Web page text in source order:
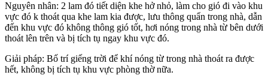
Nguyên nhân: 2 lam đó tiết diện khe hở nhỏ, làm cho gió đi vào khu
vực đó k thoát qua khe lam kia được, lưu thông quẩn trong nhà, dẫn
đến khu vực đó không thông gió tốt, hơi nóng trong nhà từ bên dưới
thoát lên trên và bị tích tụ ngay khu vực đó.
Giải pháp: Bố trí giếng trời để khí nóng từ trong nhà thoát ra được
hết, không bị tích tụ khu vực phòng thờ nữa.